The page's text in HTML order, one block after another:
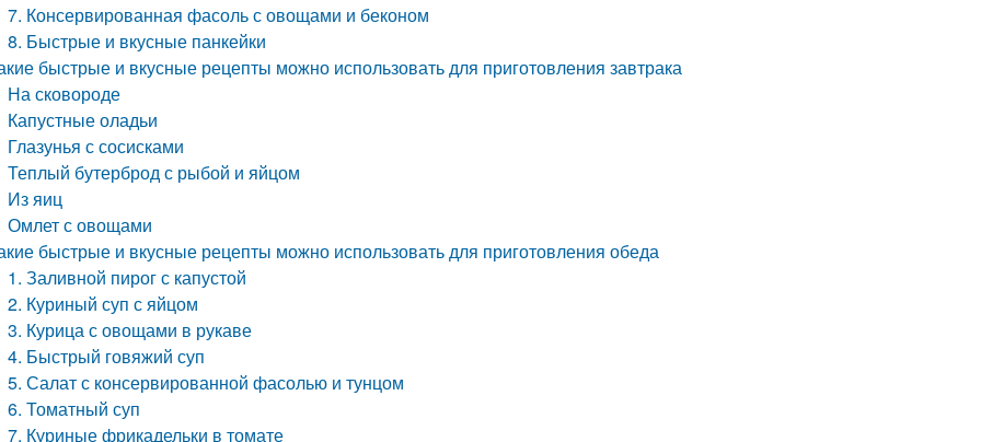
7. Консервированная фасоль с овощами и беконом
8. Быстрые и вкусные панкейки
быстрые и вкусные рецепты можно использовать для приготовления завтрака
На сковороде
Капустные оладьи
Глазунья с сосисками
Теплый бутерброд с рыбой и яйцом
Из яиц
Омлет с овощами
быстрые и вкусные рецепты можно использовать для приготовления обеда
1. Заливной пирог с капустой
2. Куриный суп с яйцом
3. Курица с овощами в рукаве
4. Быстрый говяжий суп
5. Салат с консервированной фасолью и тунцом
6. Томатный суп
7. Куриные фрикадельки в томате